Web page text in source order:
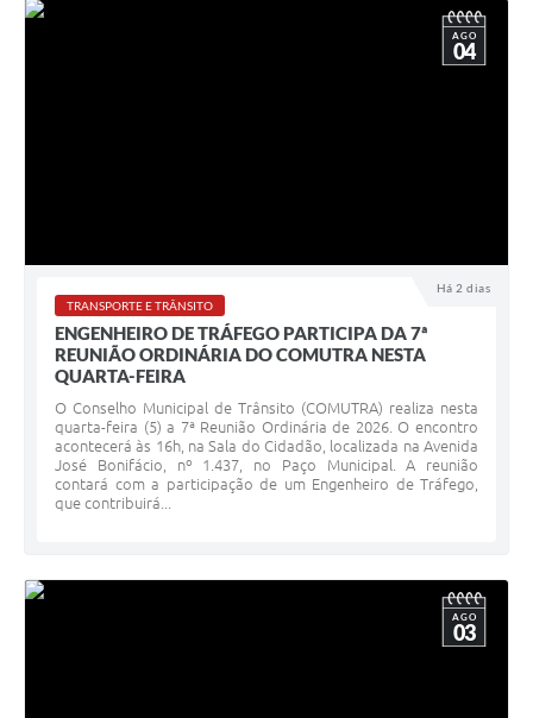
Há 2 dias
AGO
04
TRANSPORTE E TRÂNSITO
ENGENHEIRO DE TRÁFEGO PARTICIPA DA 7ª
REUNIÃO ORDINÁRIA DO COMUTRA NESTA
QUARTA-FEIRA
O Conselho Municipal de Trânsito (COMUTRA) realiza nesta
quarta-feira (5) a 7ª Reunião Ordinária de 2026. O encontro
acontecerá às 16h, na Sala do Cidadão, localizada na Avenida
José Bonifácio, nº 1.437, no Paço Municipal. A reunião
contará com a participação de um Engenheiro de Tráfego,
que contribuirá...
AGO
03